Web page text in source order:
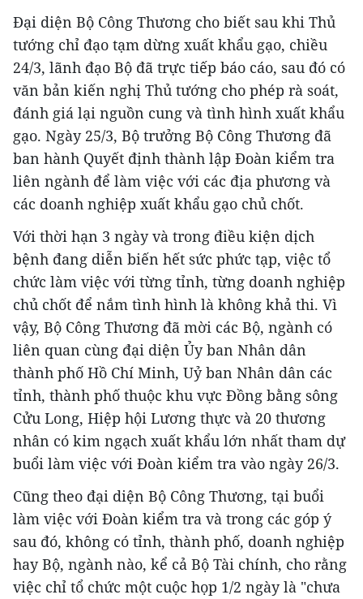
Đại diện Bộ Công Thương cho biết sau khi Thủ
tướng chỉ đạo tạm dừng xuất khẩu gạo, chiều
24/3, lãnh đạo Bộ đã trực tiếp báo cáo, sau đó có
văn bản kiến nghị Thủ tướng cho phép rà soát,
đánh giá lại nguồn cung và tình hình xuất khẩu
gạo. Ngày 25/3, Bộ trưởng Bộ Công Thương đã
ban hành Quyết định thành lập Đoàn kiểm tra
liên ngành để làm việc với các địa phương và
các doanh nghiệp xuất khẩu gạo chủ chốt.
Với thời hạn 3 ngày và trong điều kiện dịch
bệnh đang diễn biến hết sức phức tạp, việc tổ
chức làm việc với từng tỉnh, từng doanh nghiệp
chủ chốt để nắm tình hình là không khả thi. Vì
vậy, Bộ Công Thương đã mời các Bộ, ngành có
liên quan cùng đại diện Ủy ban Nhân dân
thành phố Hồ Chí Minh, Uỷ ban Nhân dân các
tỉnh, thành phố thuộc khu vực Đồng bằng sông
Cửu Long, Hiệp hội Lương thực và 20 thương
nhân có kim ngạch xuất khẩu lớn nhất tham dự
buổi làm việc với Đoàn kiểm tra vào ngày 26/3.
Cũng theo đại diện Bộ Công Thương, tại buổi
làm việc với Đoàn kiểm tra và trong các góp ý
sau đó, không có tỉnh, thành phố, doanh nghiệp
hay Bộ, ngành nào, kể cả Bộ Tài chính, cho rằng
việc chỉ tổ chức một cuộc họp 1/2 ngày là "chưa